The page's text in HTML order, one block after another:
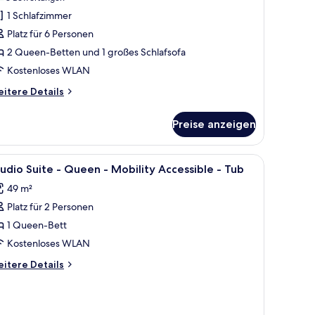
Bewertungen)
1 Schlafzimmer
Platz für 6 Personen
2 Queen-Betten und 1 großes Schlafsofa
Kostenloses WLAN
Details
Preise anzeigen
Schreibtisch mit Computer, einer Couch, einem Sessel und einem Fernseher.
Ein Hotelzimmer mit einem Bett, einem
4 Suite - Queen - Mobility Accessible - Tub
49 m²
Platz für 2 Personen
1 Queen-Bett
Kostenloses WLAN
Details